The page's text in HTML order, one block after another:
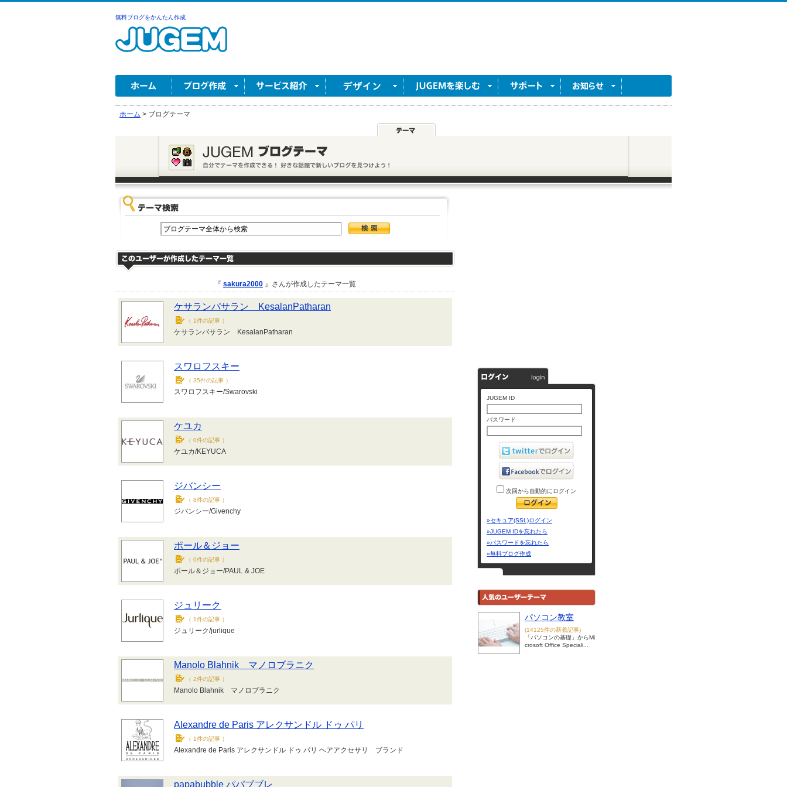
無料ブログをかんたん作成
ホーム > ブログテーマ
『 sakura2000 』さんが作成したテーマ一覧
ケサランパサラン KesalanPatharan
（ 1件の記事 ）
ケサランパサラン KesalanPatharan
スワロフスキー
（ 35件の記事 ）
スワロフスキー/Swarovski
ケユカ
（ 0件の記事 ）
ケユカ/KEYUCA
ジバンシー
（ 8件の記事 ）
ジバンシー/Givenchy
ポール＆ジョー
（ 0件の記事 ）
ポール＆ジョー/PAUL & JOE
ジュリーク
（ 1件の記事 ）
ジュリーク/jurlique
Manolo Blahnik マノロブラニク
（ 2件の記事 ）
Manolo Blahnik マノロブラニク
Alexandre de Paris アレクサンドル ドゥ パリ
（ 1件の記事 ）
Alexandre de Paris アレクサンドル ドゥ パリ ヘアアクセサリ ブランド
papabubble パパブブレ
JUGEM ID
パスワード
次回から自動的にログイン
»セキュア(SSL)ログイン
»JUGEM IDを忘れたら
»パスワードを忘れたら
»無料ブログ作成
パソコン教室
(14125件の新着記事)
「パソコンの基礎」からMi
crosoft Office Speciali...